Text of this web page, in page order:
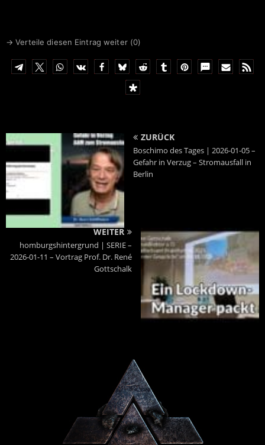
→ Verteile diesen Eintrag weiter (0)
ZURÜCK
Boschimo des Tages | 2026-01-05 –
Gefahr in Verzug – Stromausfall in
Berlin
WEITER
homburgshintergrund | SERIE –
2026-01-11 – Vortrag Prof. Dr. René
Gottschalk
Powered By :